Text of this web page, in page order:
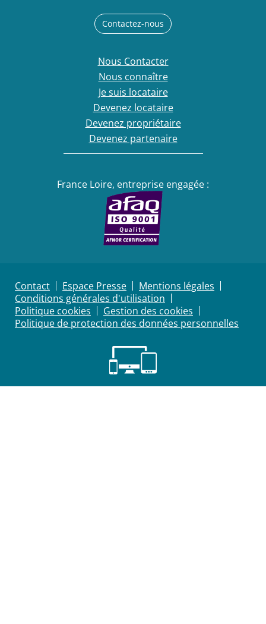
Contactez-nous
Nous Contacter
Nous connaître
Je suis locataire
Devenez locataire
Devenez propriétaire
Devenez partenaire
France Loire, entreprise engagée :
Contact Espace Presse
Mentions légales
Conditions générales d'utilisation
Politique cookies
Gestion des cookies
Politique de protection des données personnelles